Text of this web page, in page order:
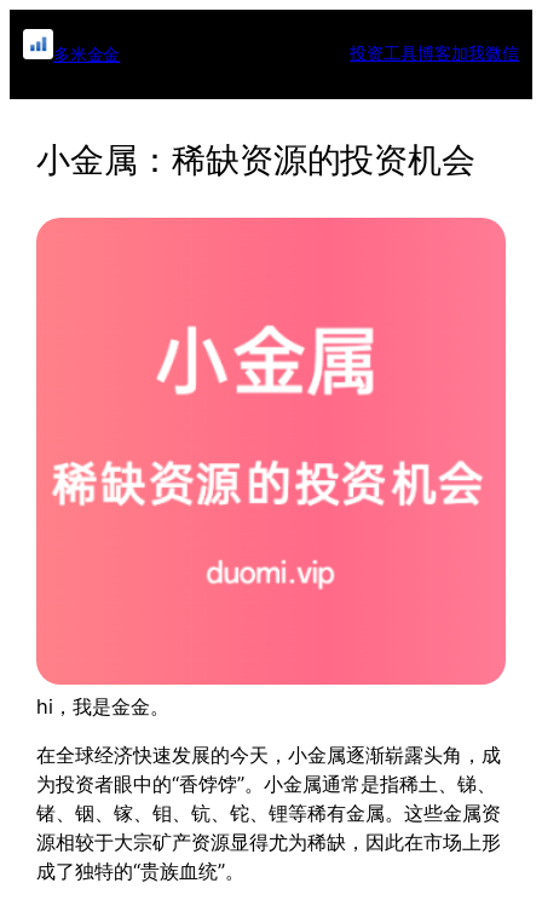
跳
至
多米金金 投资工具博客加我微信
小金属：稀缺资源的投资机会
hi，我是金金。
在全球经济快速发展的今天，小金属逐渐崭露头角，成
为投资者眼中的“香饽饽”。小金属通常是指稀土、锑、
锗、铟、镓、钼、钪、铊、锂等稀有金属。这些金属资
源相较于大宗矿产资源显得尤为稀缺，因此在市场上形
成了独特的“贵族血统”。